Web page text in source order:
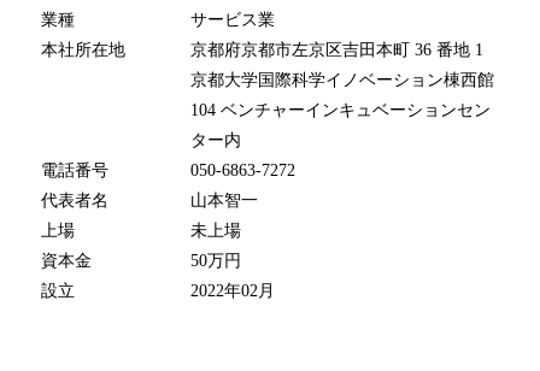
業種
サービス業
本社所在地
京都府京都市左京区吉田本町 36 番地 1
京都大学国際科学イノベーション棟西館
104 ベンチャーインキュベーションセン
ター内
電話番号
050-6863-7272
代表者名
山本智一
上場
未上場
資本金
50万円
設立
2022年02月